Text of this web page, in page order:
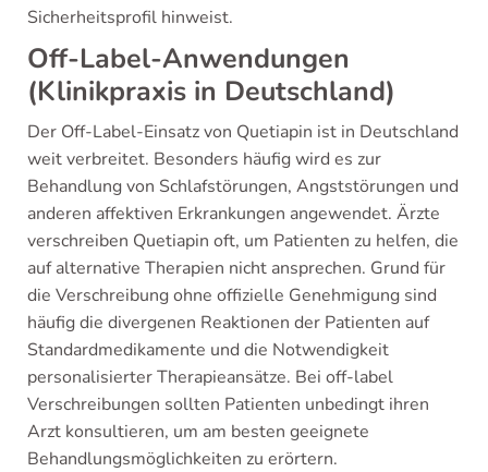
Sicherheitsprofil hinweist.
Off-Label-Anwendungen
(Klinikpraxis in Deutschland)
Der Off-Label-Einsatz von Quetiapin ist in Deutschland
weit verbreitet. Besonders häufig wird es zur
Behandlung von Schlafstörungen, Angststörungen und
anderen affektiven Erkrankungen angewendet. Ärzte
verschreiben Quetiapin oft, um Patienten zu helfen, die
auf alternative Therapien nicht ansprechen. Grund für
die Verschreibung ohne offizielle Genehmigung sind
häufig die divergenen Reaktionen der Patienten auf
Standardmedikamente und die Notwendigkeit
personalisierter Therapieansätze. Bei off-label
Verschreibungen sollten Patienten unbedingt ihren
Arzt konsultieren, um am besten geeignete
Behandlungsmöglichkeiten zu erörtern.